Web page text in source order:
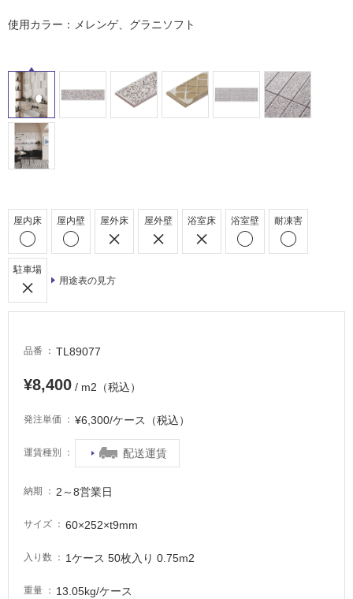
使用カラー：メレンゲ、グラニソフト
屋内床 屋内壁 屋外床 屋外壁 浴室床 浴室壁 耐凍害
駐車場
用途表の見方
品番 TL89077
¥8,400 / m2（税込）
発注単価 ¥6,300/ケース（税込）
運賃種別 配送運賃
納期 2～8営業日
サイズ 60×252×t9mm
入り数 1ケース 50枚入り 0.75m2
重量 13.05kg/ケース
屋
床・
浴
室
床・
駐
車
非
常
に
し
し
い
注
意
必
適